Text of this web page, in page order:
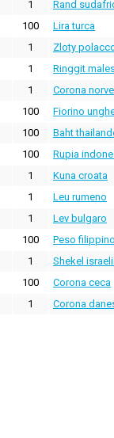
1 Rand
100 Lira turca
1 Zloty
1 Ringgit
1 Corona
100 Fiorino
100 Baht
100 Rupia
1 Kuna croata
1 Leu rumeno
1 Lev bulgaro
100 Peso filippino
1 Shekel
100 Corona ceca
1 Corona